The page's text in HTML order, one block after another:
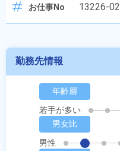
お仕事No 13226-02
勤務先情報
年齢層
若手が多い
男女比
男性